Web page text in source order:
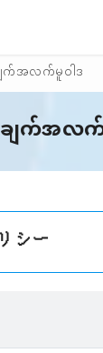
က်အလက်မူဝါဒ
ျက်အလက်
シー